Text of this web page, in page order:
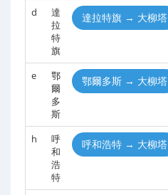
d
達
拉
特
旗
達拉特旗 → 大柳塔
e
鄂
爾
多
斯
鄂爾多斯 → 大柳塔
h
呼
和
浩
特
呼和浩特 → 大柳塔